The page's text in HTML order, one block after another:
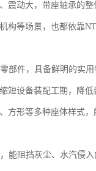
震动大，带座轴承的
构等场景，也都依靠
部件，具备鲜明的实
短设备装配工期，降
方形等多种座体样式
能阻挡灰尘、水汽侵